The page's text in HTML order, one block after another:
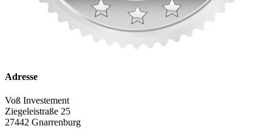
Adresse
Voß Investement
Ziegeleistraße 25
27442 Gnarrenburg